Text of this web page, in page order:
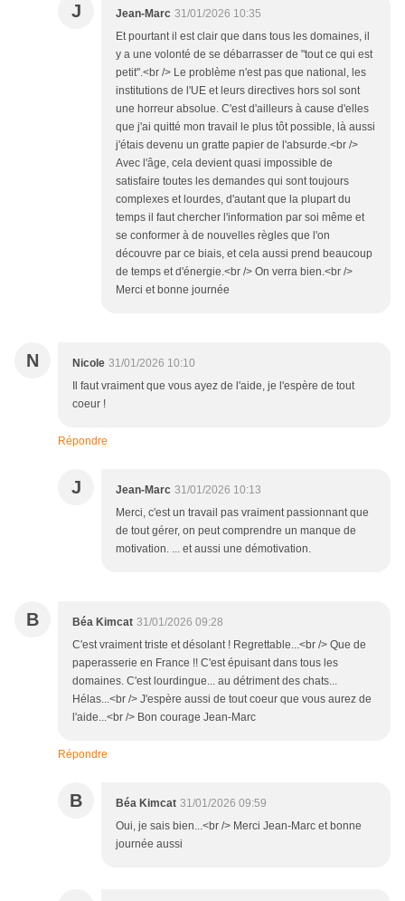
J Jean-Marc 31/01/2026 10:35
Et pourtant il est clair que dans tous les domaines, il
y a une volonté de se débarrasser de "tout ce qui est
petit".<br /> Le problème n'est pas que national, les
institutions de l'UE et leurs directives hors sol sont
une horreur absolue. C'est d'ailleurs à cause d'elles
que j'ai quitté mon travail le plus tôt possible, là aussi
j'étais devenu un gratte papier de l'absurde.<br />
Avec l'âge, cela devient quasi impossible de
satisfaire toutes les demandes qui sont toujours
complexes et lourdes, d'autant que la plupart du
temps il faut chercher l'information par soi même et
se conformer à de nouvelles règles que l'on
découvre par ce biais, et cela aussi prend beaucoup
de temps et d'énergie.<br /> On verra bien.<br />
Merci et bonne journée
N Nicole 31/01/2026 10:10
Il faut vraiment que vous ayez de l'aide, je l'espère de tout
coeur !
Répondre
J Jean-Marc 31/01/2026 10:13
Merci, c'est un travail pas vraiment passionnant que
de tout gérer, on peut comprendre un manque de
motivation. ... et aussi une démotivation.
B Béa Kimcat 31/01/2026 09:28
C'est vraiment triste et désolant ! Regrettable...<br /> Que de
paperasserie en France !! C'est épuisant dans tous les
domaines. C'est lourdingue... au détriment des chats...
Hélas...<br /> J'espère aussi de tout coeur que vous aurez de
l'aide...<br /> Bon courage Jean-Marc
Répondre
B Béa Kimcat 31/01/2026 09:59
Oui, je sais bien...<br /> Merci Jean-Marc et bonne
journée aussi